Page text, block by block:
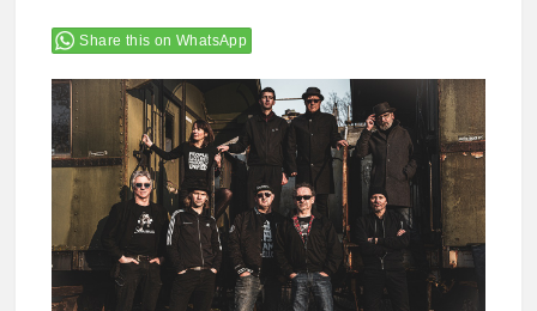
Share this on WhatsApp